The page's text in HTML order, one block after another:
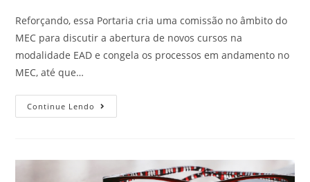
Reforçando, essa Portaria cria uma comissão no âmbito do
MEC para discutir a abertura de novos cursos na
modalidade EAD e congela os processos em andamento no
MEC, até que…
Continue Lendo